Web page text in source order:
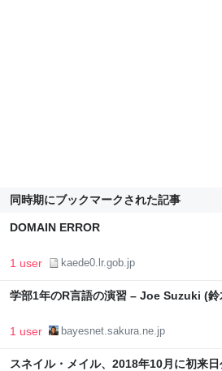
同時期にブックマークされた記事
DOMAIN ERROR
1 user kaede0.lr.gob.jp
学部1年のR言語の演習 – Joe Suzuki (鈴
1 user bayesnet.sakura.ne.jp
スネイル・メイル、2018年10月に初来